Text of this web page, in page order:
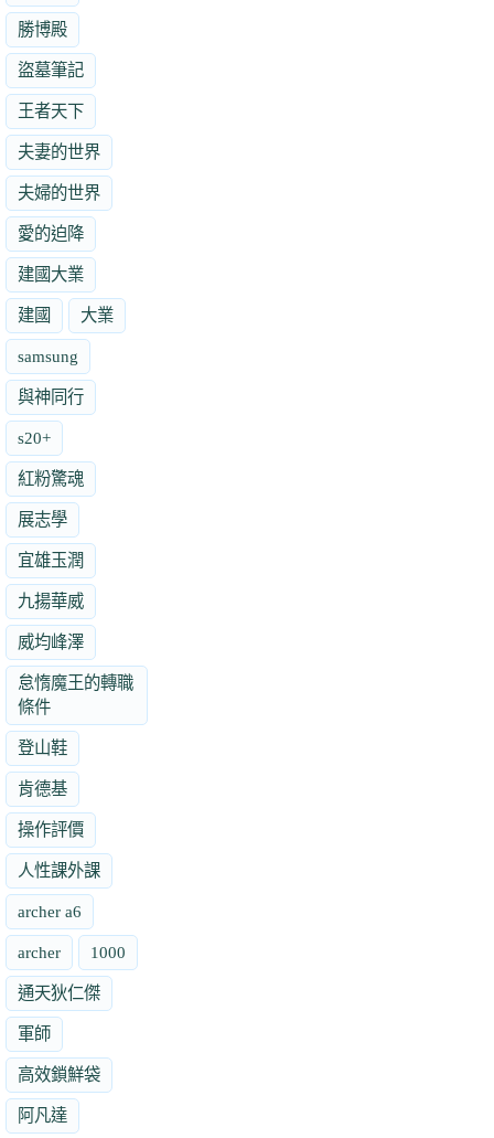
勝博殿
盜墓筆記
王者天下
夫妻的世界
夫婦的世界
愛的迫降
建國大業
建國 大業
samsung
與神同行
s20+
紅粉驚魂
展志學
宜雄玉潤
九揚華威
威均峰澤
怠惰魔王的轉職
條件
登山鞋
肯德基
操作評價
人性課外課
archer a6
archer 1000
通天狄仁傑
軍師
高效鎖鮮袋
阿凡達